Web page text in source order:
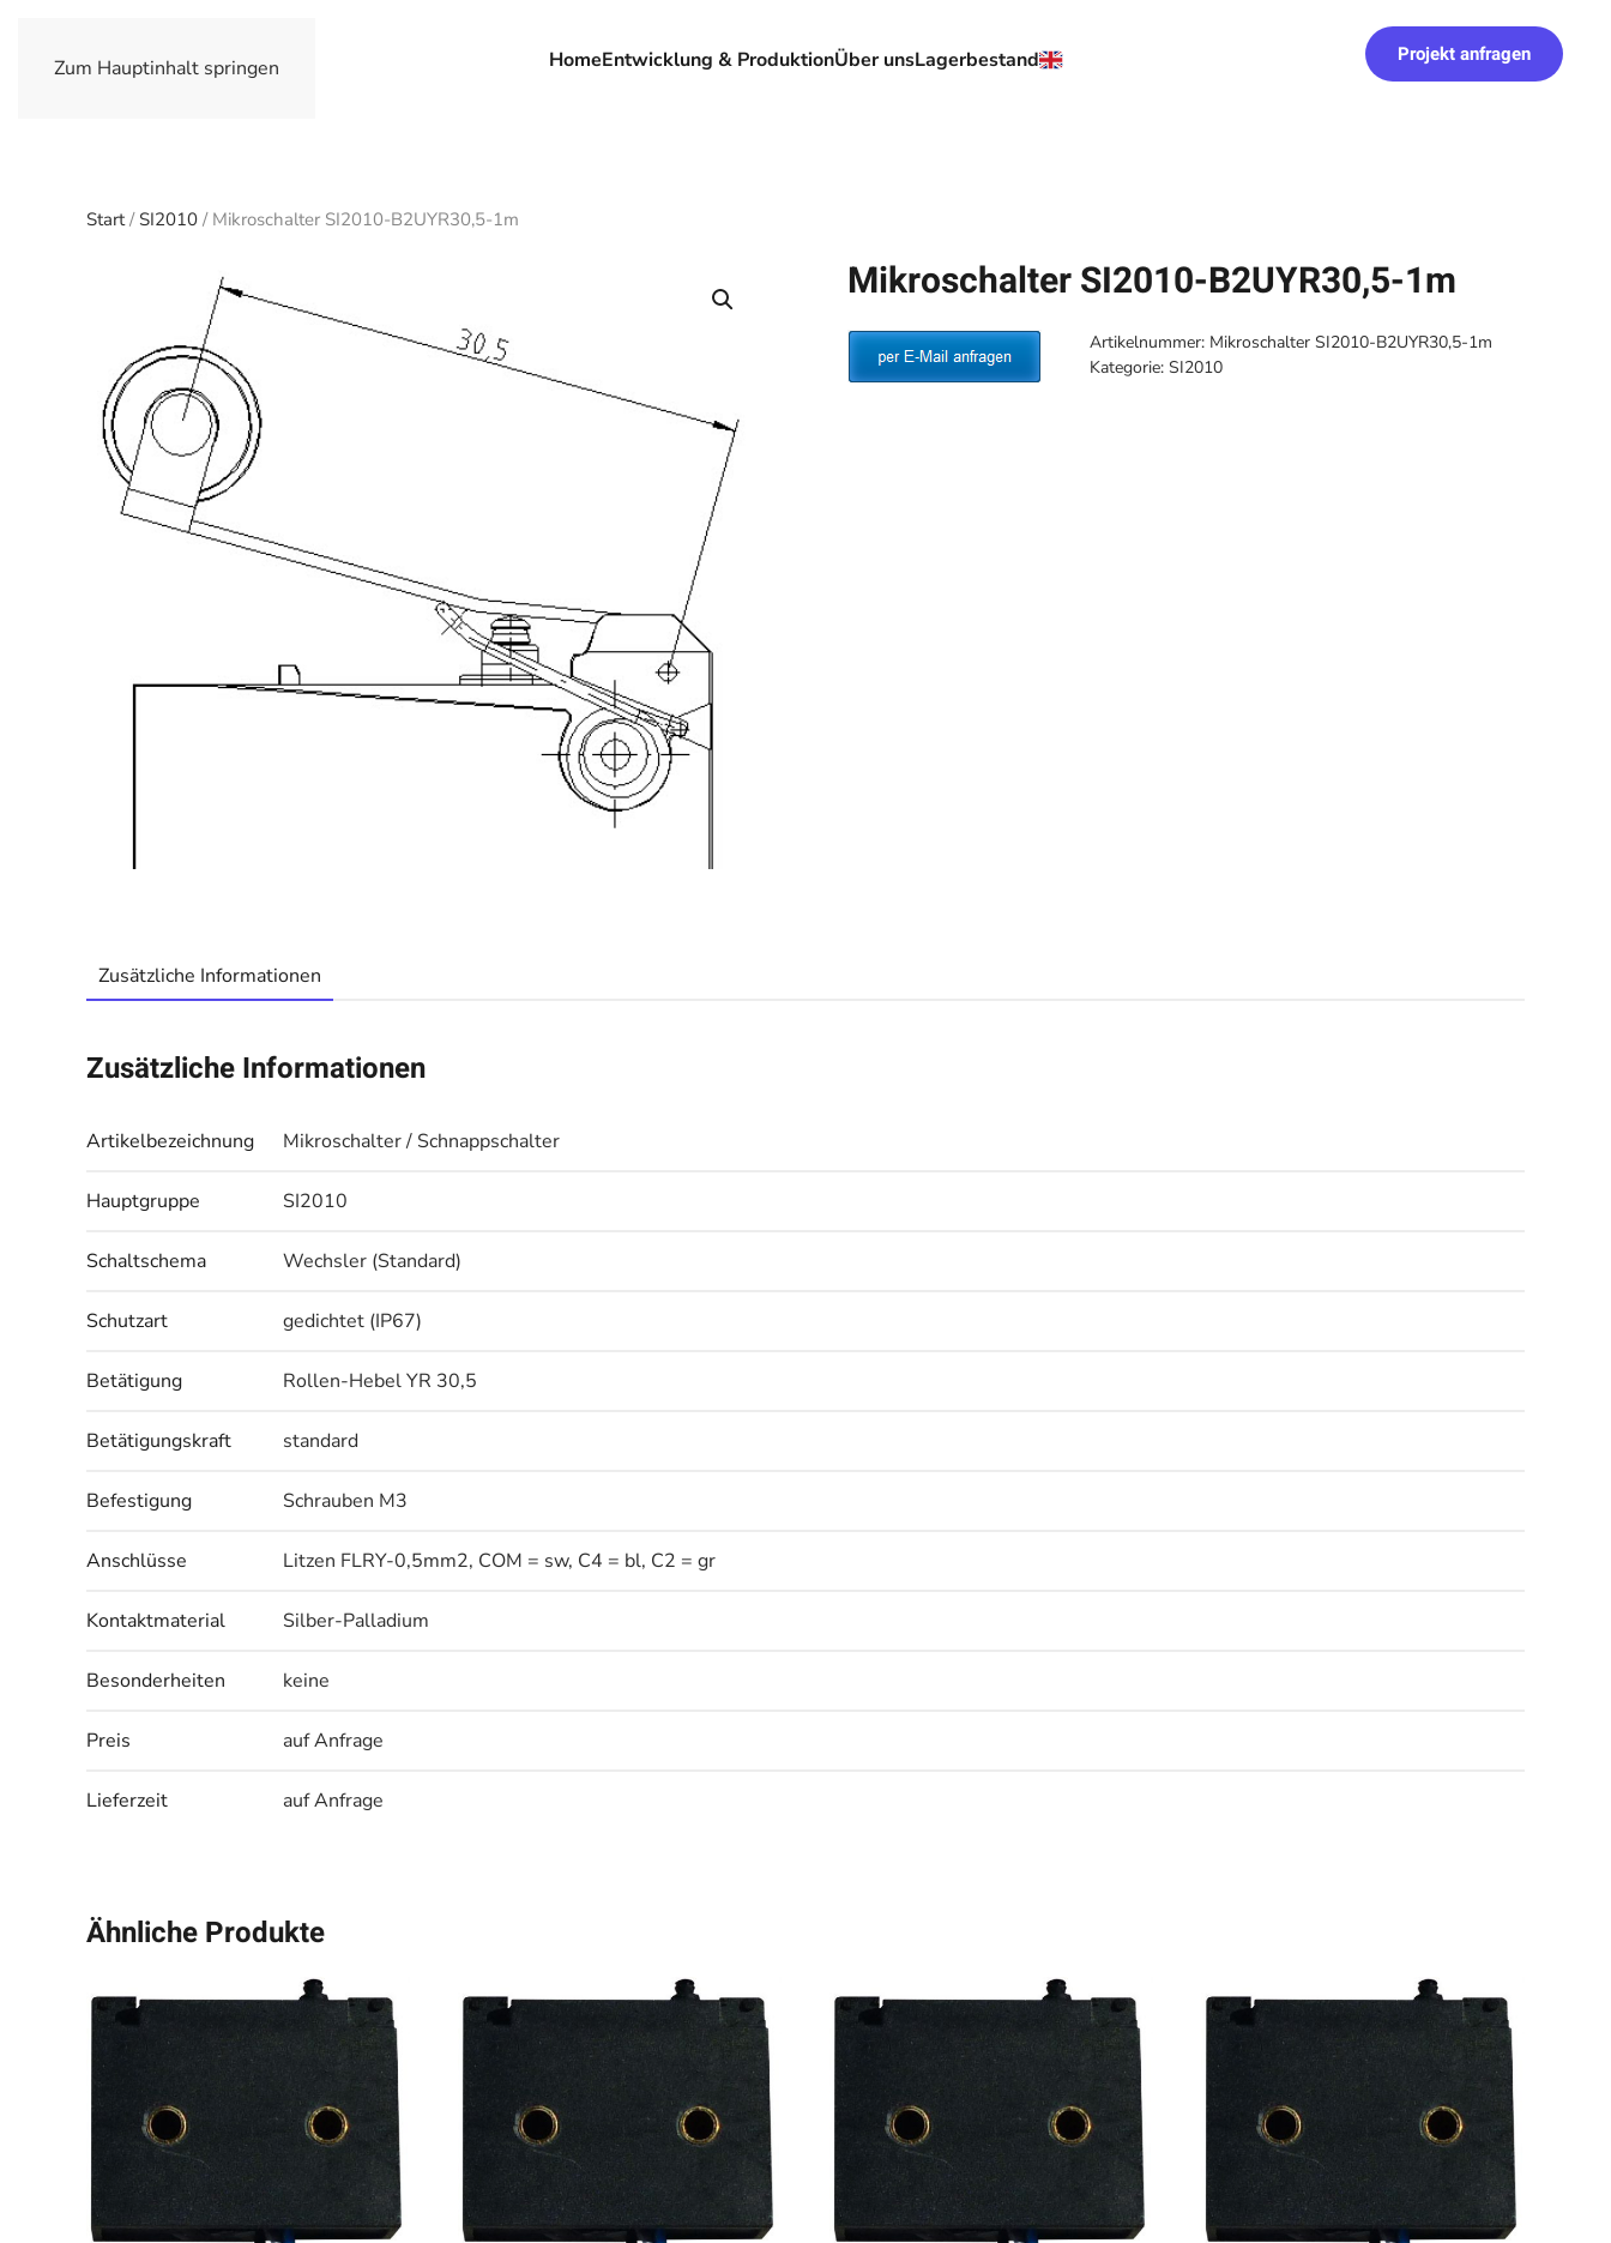
Zum Hauptinhalt springen HomeEntwicklung & ProduktionÜber unsLagerbestand Projekt anfragen
Start/ SI2010 / Mikroschalter SI2010-B2UYR30,5-1m
Mikroschalter SI2010-B2UYR30,5-1m
Artikelnummer: Mikroschalter SI2010-B2UYR30,5-1m
Kategorie: SI2010
Zusätzliche Informationen
Zusätzliche Informationen
Artikelbezeichnung Mikroschalter / Schnappschalter
Hauptgruppe SI2010
Schaltschema Wechsler (Standard)
Schutzart gedichtet (IP67)
Betätigung Rollen-Hebel YR 30,5
Betätigungskraft standard
Befestigung Schrauben M3
Anschlüsse Litzen FLRY-0,5mm2, COM = sw, C4 = bl, C2 = gr
Kontaktmaterial Silber-Palladium
Besonderheiten keine
Preis auf Anfrage
Lieferzeit auf Anfrage
Ähnliche Produkte